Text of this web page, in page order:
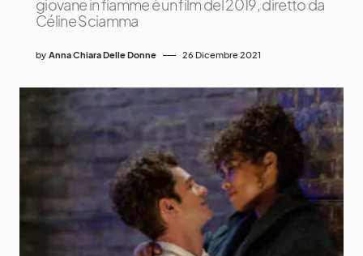
giovane in fiamme è un film del 2019, diretto da
Céline Sciamma
by Anna Chiara Delle Donne 26 Dicembre 2021